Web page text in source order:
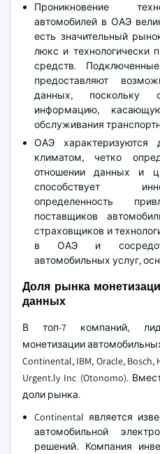
Проникновение
автомобилей в ОАЭ
есть значительный
люкс и технологически
средств.
предоставляют
данных, поскольку
информацию,
обслуживания
ОАЭ характеризуются
климатом, четко
отношении данных и
способствует
определенность
поставщиков
страховщиков и
в ОАЭ и
автомобильных услуг,
Доля рынка
данных
В топ-7 компаний,
монетизации
Continental, IBM, Oracle,
Urgent.ly Inc (Otonomo).
доли рынка.
Continental является
автомобильной
решений. Компания